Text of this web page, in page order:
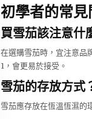
初學者的常見
買雪茄該注意什
在選購雪茄時，宜注意品
1，會更易於接受。
雪茄的存放方式
雪茄應存放在恆溫恆濕的